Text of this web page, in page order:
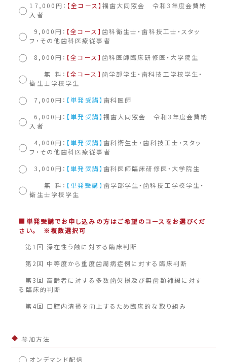
17,000円： 【全コース】 福歯大同窓会 令和3年度会費納
入者
9,000円： 【全コース】 歯科衛生士・歯科技工士・スタッ
フ・その他歯科医療従事者
8,000円： 【全コース】 歯科医師臨床研修医・大学院生
無 料： 【全コース】 歯学部学生・歯科技工学校学生・
衛生士学校学生
7,000円： 【単発受講】 歯科医師
6,000円： 【単発受講】 福歯大同窓会 令和3年度会費納
入者
4,000円： 【単発受講】 歯科衛生士・歯科技工士・スタッ
フ・その他歯科医療従事者
3,000円： 【単発受講】 歯科医師臨床研修医・大学院生
無 料： 【単発受講】 歯学部学生・歯科技工学校学生・
衛生士学校学生
■単発受講でお申し込みの方はご希望のコースをお選びくだ
さい。 ※複数選択可
第1回 深在性う蝕に対する臨床判断
第2回 中等度から重度歯周病症例に対する臨床判断
第3回 高齢者に対する多数歯欠損及び無歯額補綴に対す
る臨床的判断
第4回 口腔内清掃を向上するため臨床的な取り組み
参加方法
オンデマンド配信